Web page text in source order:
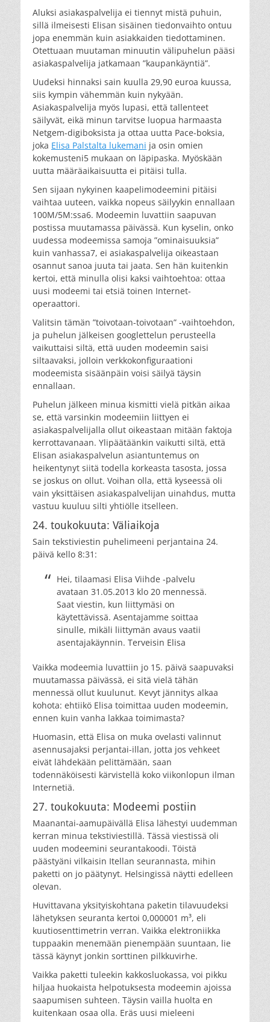
Aluksi asiakaspalvelija ei tiennyt mistä puhuin,
sillä ilmeisesti Elisan sisäinen tiedonvaihto ontuu
jopa enemmän kuin asiakkaiden tiedottaminen.
Otettuaan muutaman minuutin välipuhelun pääsi
asiakaspalvelija jatkamaan ”kaupankäyntiä”.
Uudeksi hinnaksi sain kuulla 29,90 euroa kuussa,
siis kympin vähemmän kuin nykyään.
Asiakaspalvelija myös lupasi, että tallenteet
säilyvät, eikä minun tarvitse luopua harmaasta
Netgem-digiboksista ja ottaa uutta Pace-boksia,
joka Elisa Palstalta lukemani ja osin omien
kokemusteni5 mukaan on läpipaska. Myöskään
uutta määräaikaisuutta ei pitäisi tulla.
Sen sijaan nykyinen kaapelimodeemini pitäisi
vaihtaa uuteen, vaikka nopeus säilyykin ennallaan
100M/5M:ssa6. Modeemin luvattiin saapuvan
postissa muutamassa päivässä. Kun kyselin, onko
uudessa modeemissa samoja ”ominaisuuksia”
kuin vanhassa7, ei asiakaspalvelija oikeastaan
osannut sanoa juuta tai jaata. Sen hän kuitenkin
kertoi, että minulla olisi kaksi vaihtoehtoa: ottaa
uusi modeemi tai etsiä toinen Internet-
operaattori.
Valitsin tämän ”toivotaan-toivotaan” -vaihtoehdon,
ja puhelun jälkeisen googlettelun perusteella
vaikuttaisi siltä, että uuden modeemin saisi
siltaavaksi, jolloin verkkokonfiguraationi
modeemista sisäänpäin voisi säilyä täysin
ennallaan.
Puhelun jälkeen minua kismitti vielä pitkän aikaa
se, että varsinkin modeemiin liittyen ei
asiakaspalvelijalla ollut oikeastaan mitään faktoja
kerrottavanaan. Ylipäätäänkin vaikutti siltä, että
Elisan asiakaspalvelun asiantuntemus on
heikentynyt siitä todella korkeasta tasosta, jossa
se joskus on ollut. Voihan olla, että kyseessä oli
vain yksittäisen asiakaspalvelijan uinahdus, mutta
vastuu kuuluu silti yhtiölle itselleen.
24. toukokuuta: Väliaikoja
Sain tekstiviestin puhelimeeni perjantaina 24.
päivä kello 8:31:
Hei, tilaamasi Elisa Viihde -palvelu
avataan 31.05.2013 klo 20 mennessä.
Saat viestin, kun liittymäsi on
käytettävissä. Asentajamme soittaa
sinulle, mikäli liittymän avaus vaatii
asentajakäynnin. Terveisin Elisa
Vaikka modeemia luvattiin jo 15. päivä saapuvaksi
muutamassa päivässä, ei sitä vielä tähän
mennessä ollut kuulunut. Kevyt jännitys alkaa
kohota: ehtiikö Elisa toimittaa uuden modeemin,
ennen kuin vanha lakkaa toimimasta?
Huomasin, että Elisa on muka ovelasti valinnut
asennusajaksi perjantai-illan, jotta jos vehkeet
eivät lähdekään pelittämään, saan
todennäköisesti kärvistellä koko viikonlopun ilman
Internetiä.
27. toukokuuta: Modeemi postiin
Maanantai-aamupäivällä Elisa lähestyi uudemman
kerran minua tekstiviestillä. Tässä viestissä oli
uuden modeemini seurantakoodi. Töistä
päästyäni vilkaisin Itellan seurannasta, mihin
paketti on jo päätynyt. Helsingissä näytti edelleen
olevan.
Huvittavana yksityiskohtana paketin tilavuudeksi
lähetyksen seuranta kertoi 0,000001 m³, eli
kuutiosenttimetrin verran. Vaikka elektroniikka
tuppaakin menemään pienempään suuntaan, lie
tässä käynyt jonkin sorttinen pilkkuvirhe.
Vaikka paketti tuleekin kakkosluokassa, voi pikku
hiljaa huokaista helpotuksesta modeemin ajoissa
saapumisen suhteen. Täysin vailla huolta en
kuitenkaan osaa olla. Eräs uusi mieleeni